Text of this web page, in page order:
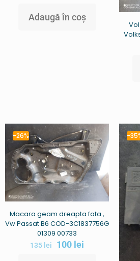
Adaugă în coș
-26%
Macara geam dreapta fata ,
Vw Passat B6 COD-3C1837756G
01309 00733
135lei 100 lei
-